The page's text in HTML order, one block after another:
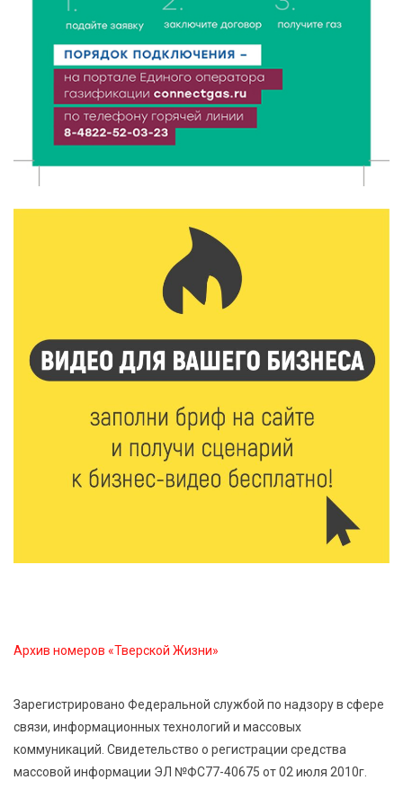
7 Авг 2026 19:02 347
Ботанические лаборатории в школах: Тверская
область запускает масштабный экопроект
7 Авг 2026 18:52 670
Зарядка со стражем порядка объединила детей в
В Нило-Столобенской пустыни началась
реставрация фасада исторической
Крестовоздвиженской церкви
День арбуза отметили ребята в Андреапольском
Доме культуры
Названы первые победители программы «Земский
Без прав и лицензий: итоги проверки таксистов в
7 Авг 2026 16:02 612
Сладкая программа в Твери: дегустация мёда и
рассказ о жизни пчёл
Архив номеров «Тверской Жизни»
Зарегистрировано Федеральной службой по надзору в сфере
связи, информационных технологий и массовых
коммуникаций. Свидетельство о регистрации средства
массовой информации ЭЛ №ФС77-40675 от 02 июля 2010г.